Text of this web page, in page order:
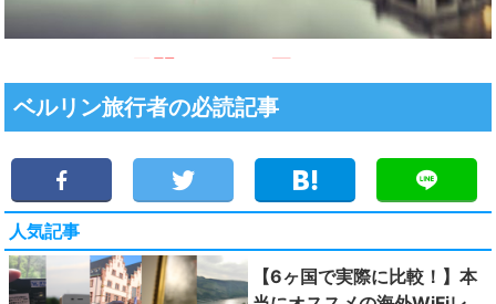
ベルリン旅行者の必読記事
人気記事
【6ヶ国で実際に比較！】本